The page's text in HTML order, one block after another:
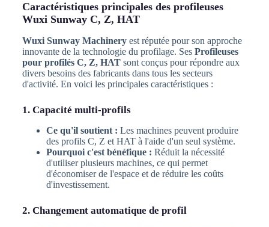
Caractéristiques principales des profileuses
Wuxi Sunway C, Z, HAT
Wuxi Sunway Machineryest réputée pour son approche
innovante de la technologie du profilage. Ses Profileuses
pour profilés C, Z, HATsont conçus pour répondre aux
divers besoins des fabricants dans tous les secteurs
d'activité. En voici les principales caractéristiques :
1. Capacité multi-profils
Ce qu'il soutient : Les machines peuvent produire
des profils C, Z et HAT à l'aide d'un seul système.
Pourquoi c'est bénéfique : Réduit la nécessité
d'utiliser plusieurs machines, ce qui permet
d'économiser de l'espace et de réduire les coûts
d'investissement.
2. Changement automatique de profil